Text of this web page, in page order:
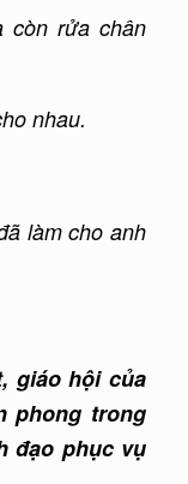
còn rửa chân
nhau.
làm cho anh
giáo hội của
phong trong
đạo phục vụ